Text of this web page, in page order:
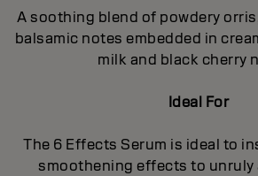
A soothing blend of powdery
balsamic notes embedded in
milk and black cherry
Ideal For
The 6 Effects Serum is ideal to
smoothening effects to unruly